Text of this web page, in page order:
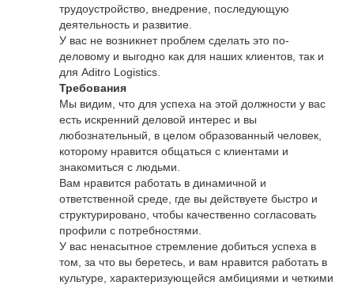
трудоустройство, внедрение, последующую
деятельность и развитие.
У вас не возникнет проблем сделать это по-
деловому и выгодно как для наших клиентов, так и
для Aditro Logistics.
Требования
Мы видим, что для успеха на этой должности у вас
есть искренний деловой интерес и вы
любознательный, в целом образованный человек,
которому нравится общаться с клиентами и
знакомиться с людьми.
Вам нравится работать в динамичной и
ответственной среде, где вы действуете быстро и
структурировано, чтобы качественно согласовать
профили с потребностями.
У вас ненасытное стремление добиться успеха в
том, за что вы беретесь, и вам нравится работать в
культуре, характеризующейся амбициями и четкими